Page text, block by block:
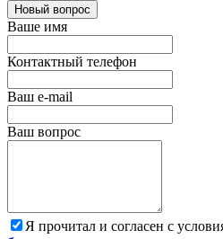
Новый вопрос
Ваше имя
Контактный телефон
Ваш e-mail
Ваш вопрос
Я прочитал и согласен с